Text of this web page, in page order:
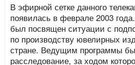
В эфирной сетке данного
появилась в феврале 2003
был посвящен ситуации с
по производству ювелирных
стране. Ведущим программы
расследование, за ходом